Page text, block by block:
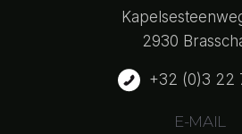
2930
+32 (0)3 22
E-MAIL